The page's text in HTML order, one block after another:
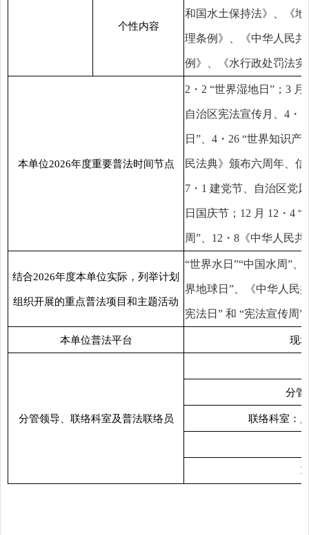
个性内容
和国水土保持法》、《
理条例》、《中华人民
例》、《水行政处罚法
本单位2026年度重要普法时间节点
2・2 “世界湿地日”；3
自治区宪法宣传月、4・
日”、4・26 “世界知识
民法典》颁布六周年、
7・1 建党节、自治区党
日国庆节；12 月 12・4
周”、12・8《中华人民
结合2026年度本单位实际，列举计划
组织开展的重点普法项目和主题活动
“世界水日”“中国水周”
界地球日”、《中华人民
宪法日” 和 “宪法宣传周
本单位普法平台 现
分管领导、联络科室及普法联络员
分管
联络科室：